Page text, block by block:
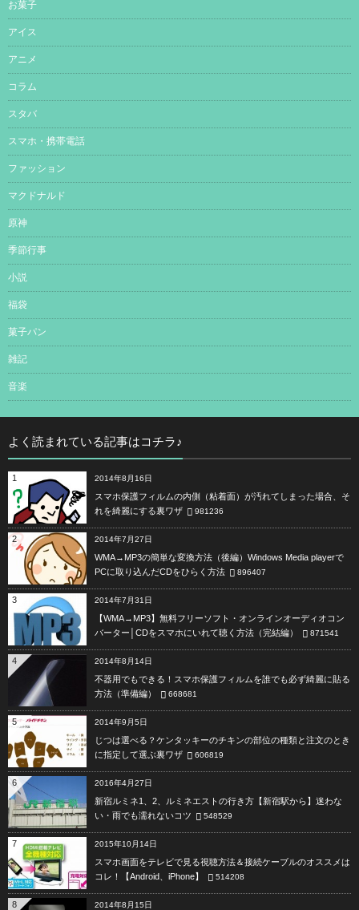
お菓子
アイス
アニメ
コラム
スタバ
スマホ・携帯電話
ファッション
マクドナルド
原神
季節行事
小説
福袋
菓子パン
雑記
音楽
よく読まれている記事はコチラ♪
1 2014年8月16日
スマホ保護フィルムの内側（粘着面）が汚れてしまった場合、そ
れを綺麗にする裏ワザ
981236
2 2014年7月27日
WMA→MP3の簡単な変換方法（後編）Windows Media playerで
PCに取り込んだCDをひらく方法
896407
3 2014年7月31日
【WMA→MP3】無料フリーソフト・オンラインオーディオコン
バーター│CDをスマホにいれて聴く方法（完結編）
871541
4 2014年8月14日
不器用でもできる！スマホ保護フィルムを誰でも必ず綺麗に貼る
方法（準備編）
668681
5 2014年9月5日
じつは選べる？ケンタッキーのチキンの部位の種類と注文のとき
に指定して選ぶ裏ワザ
606819
6 2016年4月27日
新宿ルミネ1、2、ルミネエストの行き方【新宿駅から】迷わな
い・雨でも濡れないコツ
548529
7 2015年10月14日
スマホ画面をテレビで見る視聴方法＆接続ケーブルのオススメは
コレ！【Android、iPhone】
514208
8 2014年8月15日